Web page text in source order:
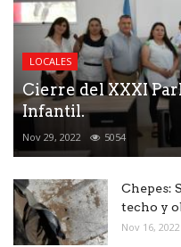
LOCALES
Cierre del XXXI
Infantil.
Nov 29, 2022 5054
Chepes:
techo y
Nov 16, 2022